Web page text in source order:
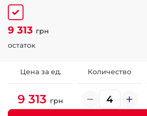
9 313 грн
остаток
Цена за ед. Количество
9 313 грн